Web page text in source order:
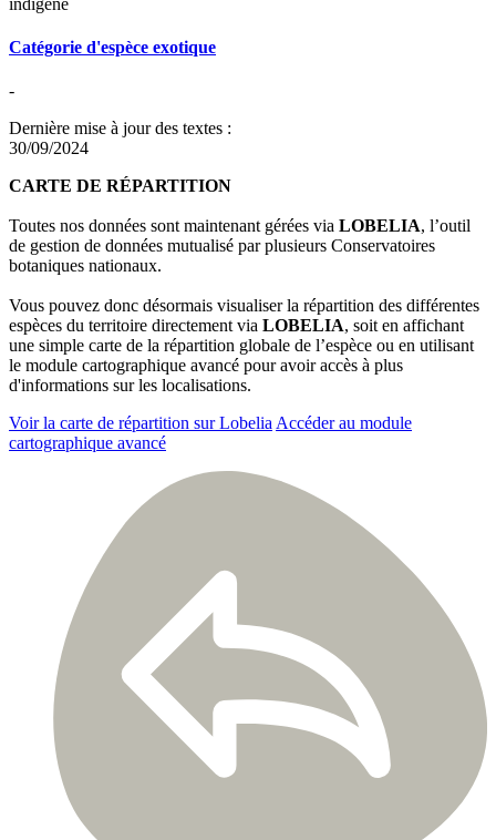
Catégorie d'espèce exotique
-
Dernière mise à jour des textes :
30/09/2024
CARTE DE RÉPARTITION
Toutes nos données sont maintenant gérées via LOBELIA, l’outil
de gestion de données mutualisé par plusieurs Conservatoires
botaniques nationaux.
Vous pouvez donc désormais visualiser la répartition des différentes
espèces du territoire directement via LOBELIA, soit en affichant
une simple carte de la répartition globale de l’espèce ou en utilisant
le module cartographique avancé pour avoir accès à plus
d'informations sur les localisations.
Voir la carte de répartition sur Lobelia Accéder au module
cartographique avancé